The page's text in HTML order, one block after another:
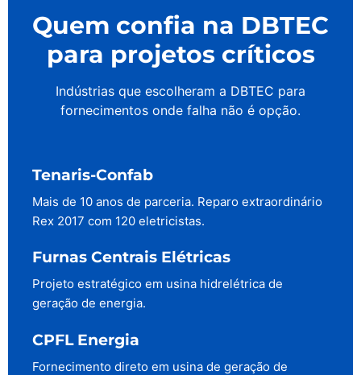
Quem confia na DBTEC
para projetos críticos
Indústrias que escolheram a DBTEC para
fornecimentos onde falha não é opção.
Tenaris-Confab
Mais de 10 anos de parceria. Reparo extraordinário
Rex 2017 com 120 eletricistas.
Furnas Centrais Elétricas
Projeto estratégico em usina hidrelétrica de
geração de energia.
CPFL Energia
Fornecimento direto em usina de geração de